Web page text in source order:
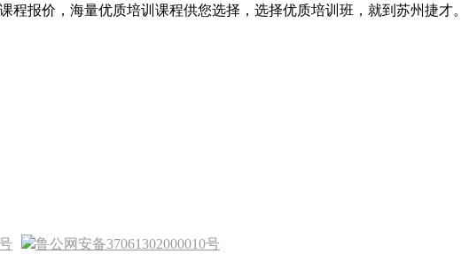
程报价，海量优质培训课程供您选择，选择优质培训班，就到苏州捷才。
鲁公网安备37061302000010号